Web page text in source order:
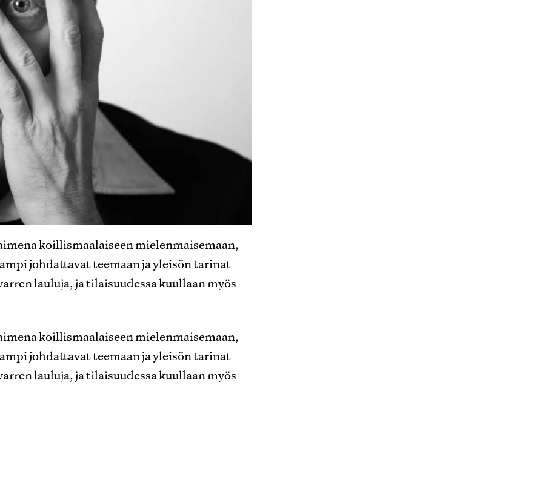
koillismaalaiseen mielenmaisemaan,
johdattavat teemaan ja yleisön tarinat
lauluja, ja tilaisuudessa kuullaan myös
koillismaalaiseen mielenmaisemaan,
johdattavat teemaan ja yleisön tarinat
lauluja, ja tilaisuudessa kuullaan myös
jukka-